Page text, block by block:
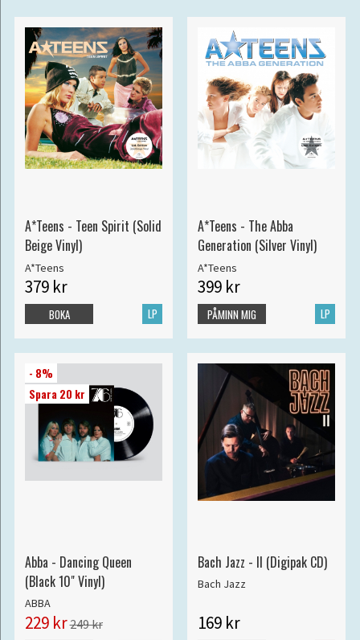
A*Teens - Teen Spirit (Solid
Beige Vinyl)
A*Teens
379 kr
LP
BOKA
A*Teens - The Abba
Generation (Silver Vinyl)
A*Teens
399 kr
LP
PÅMINN MIG
- 8%
Spara 20 kr
Abba - Dancing Queen
(Black 10" Vinyl)
ABBA
229 kr249 kr
Bach Jazz - II (Digipak CD)
Bach Jazz
169 kr